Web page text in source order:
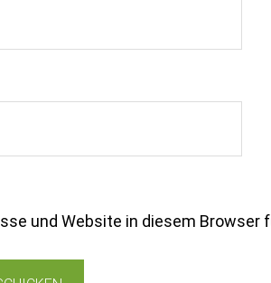
und Website in diesem